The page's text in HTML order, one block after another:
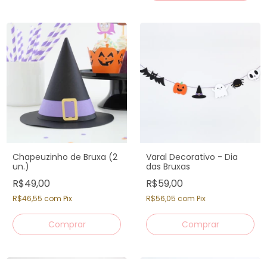
Chapeuzinho de Bruxa (2
un.)
R$49,00
R$46,55 com Pix
Varal Decorativo - Dia
das Bruxas
R$59,00
R$56,05 com Pix